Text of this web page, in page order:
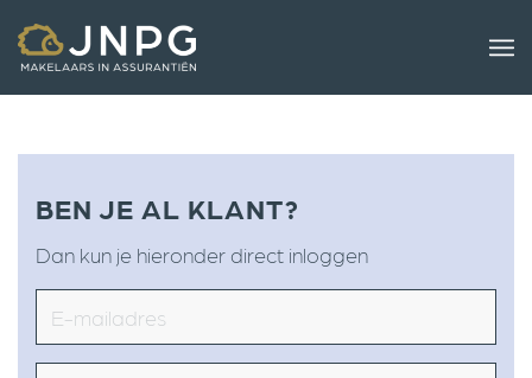
BEN JE AL KLANT?
Dan kun je hieronder direct inloggen